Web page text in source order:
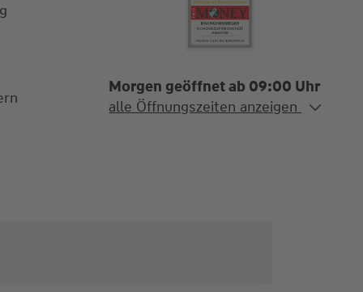
Morgen geöffnet ab 09:00 Uhr
Alle Öffnungszeiten
alle Öffnungszeiten anzeigen